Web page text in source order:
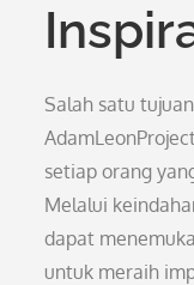
Salah satu
setiap orang
Melalui
dapat
untuk meraih